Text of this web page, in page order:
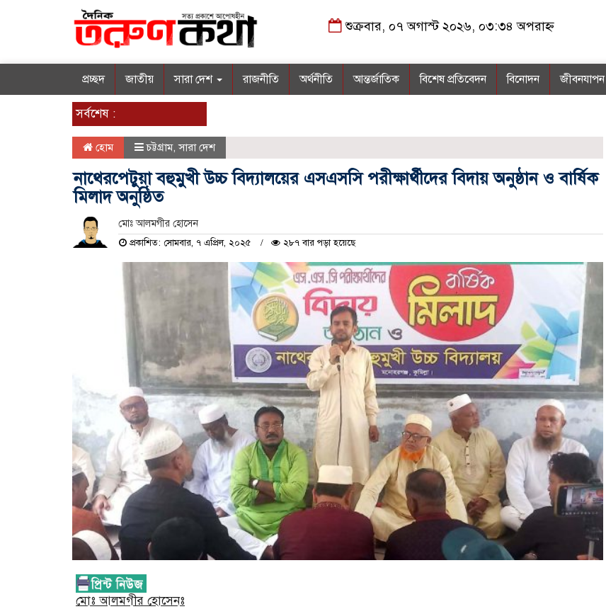
শুক্রবার, ০৭ অগাস্ট ২০২৬, ০৩:৩৪ অপরাহ্ন
প্রচ্ছদ জাতীয় সারা দেশ রাজনীতি অর্থনীতি আন্তর্জাতিক বিশেষ প্রতিবেদন বিনোদন জীবনযাপন
সর্বশেষ :
হোম চট্টগ্রাম,সারা দেশ
নাথেরপেটুয়া বহুমুখী উচ্চ বিদ্যালয়ের এসএসসি পরীক্ষার্থীদের বিদায় অনুষ্ঠান ও বার্ষিক
মিলাদ অনুষ্ঠিত
মোঃ আলমগীর হোসেন
প্রকাশিত: সোমবার, ৭ এপ্রিল, ২০২৫ ২৮৭ বার পড়া হয়েছে
মোঃ আলমগীর হোসেনঃ